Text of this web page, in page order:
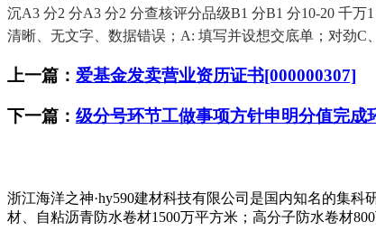
沉A3 分2 分A3 分2 分查核评分品级B1 分B1 分10-20 千
清晰、无文字、数据错误；A: 填写并设想交底单；对劲C
上一篇： 爱基金发卖营业资历证书[000000307]
下一篇： 级分号环节工做事项方针申明分值完成
浙江海洋之神·hy590建材科技有限公司是国内知名的集
材、自粘沥青防水卷材1500万平方米；高分子防水卷材